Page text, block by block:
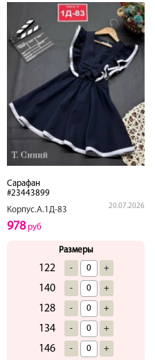
Сарафан
#23443899
Корпус.А.1Д-83
20.07.2026
978руб
Размеры
122 - +
140 - +
128 - +
134 - +
146 - +